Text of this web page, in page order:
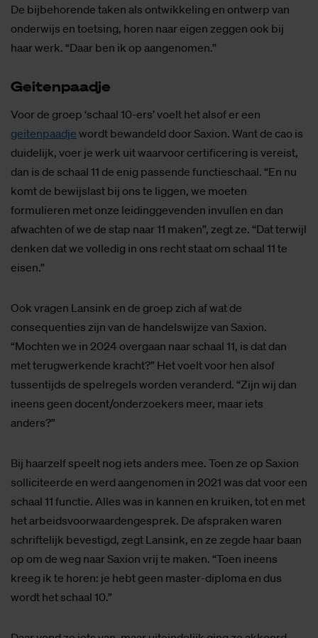
De bijbehorende taken als ontwikkeling en ontwerp van
onderwijs en toetsing, horen naar eigen zeggen ook bij
haar werk. “Daar ben ik op aangenomen.”
Gei­ten­paad­je
Voor de groep ‘schaal 10-ers’ voelt het alsof er een
geitenpaadje wordt bewandeld door Saxion. Want de cao is
duidelijk, voer je werk uit waarvoor certificering is vereist,
dan is de schaal 11 de enig passende functieschaal. “En nu
komt de bewijslast bij ons te liggen, we moeten
formulieren met onze leidinggevenden invullen en dan
afwachten of we de stap naar 11 maken”, zegt ze. “Dat terwijl
denken dat we volledig in ons recht staat om schaal 11 te
eisen.”
Ook vragen Lansink en de groep zich af wat de
consequenties zijn van de handelswijze van Saxion.
“Mochten we in 2024 overgaan naar schaal 11, is dat dan
met terugwerkende kracht?” Het voelt voor hen alsof
tussentijds de spelregels worden veranderd. “Zijn wij dan
ineens geen docent/onderzoekers meer, maar iets
anders?”
Bij haarzelf speelt nog iets anders mee. Toen ze op Saxion
solliciteerde en werd aangenomen in 2021 was dat voor een
schaal 11 functie. Alles was in kannen en kruiken, tot en met
het arbeidsvoorwaardengesprek. De afspraken waren
schriftelijk bevestigd, zegt Lansink, en ze zegde haar baan
op om de weg naar Saxion vrij te maken. “Toen ineens
kreeg ik te horen: je hebt geen master-diploma en dus
wordt het schaal 10.”